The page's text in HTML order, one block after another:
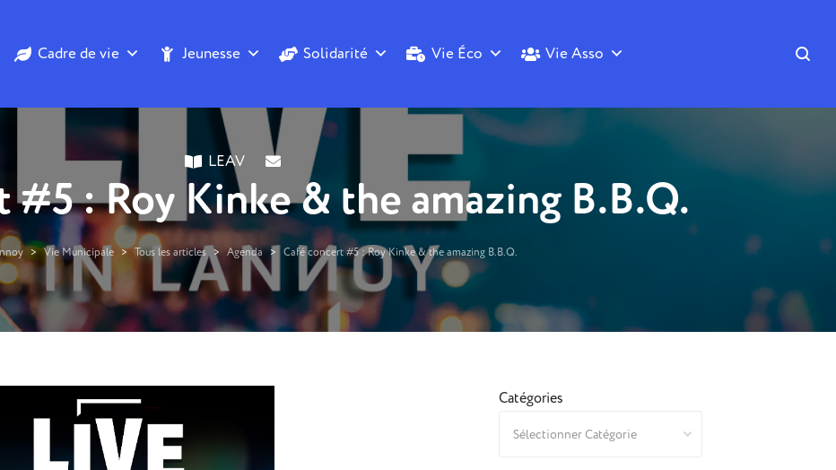
Cadre de vie Jeunesse Solidarité Vie Éco Vie Asso
LEAV
#5 : Roy Kinke & the amazing B.B.Q.
> Vie Municipale > Tous les articles > Agenda > Café concert #5 : Roy Kinke & the amazing B.B.Q.
Catégories